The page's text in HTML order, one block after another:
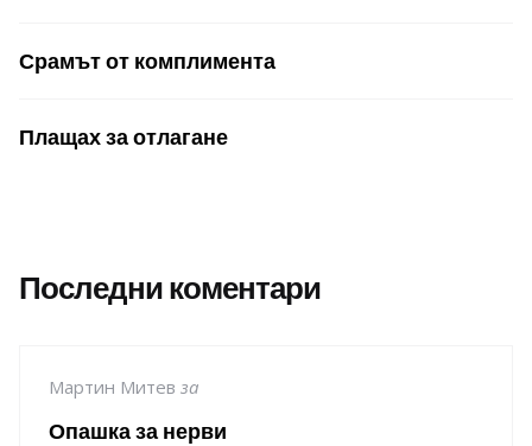
Срамът от комплимента
Плащах за отлагане
Последни коментари
Мартин Митев за
Опашка за нерви